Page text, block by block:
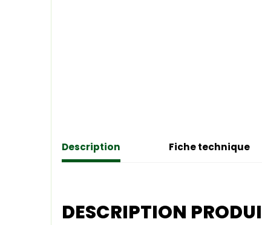
Description Fiche technique
DESCRIPTION